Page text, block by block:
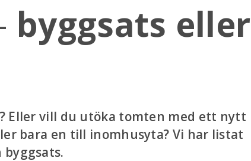
byggsats eller
Eller vill du utöka tomten med ett nytt
bara en till inomhusyta? Vi har listat
byggsats.